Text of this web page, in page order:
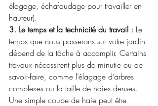
élagage, échafaudage pour travailler en
hauteur).
3. Le temps et la technicité du travail : Le
temps que nous passerons sur votre jardin
dépend de la tâche à accomplir. Certains
travaux nécessitent plus de minutie ou de
savoir-faire, comme l’élagage d’arbres
complexes ou la taille de haies denses.
Une simple coupe de haie peut être